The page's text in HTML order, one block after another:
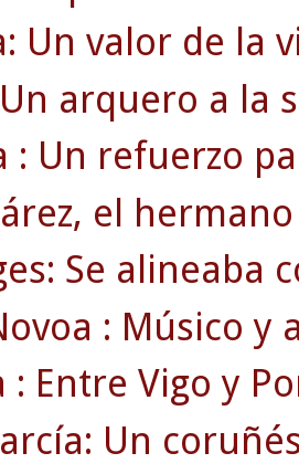
Un valor de la
arquero a la
: Un refuerzo
el
Se alineaba
: Músico y
: Entre Vigo y
Un